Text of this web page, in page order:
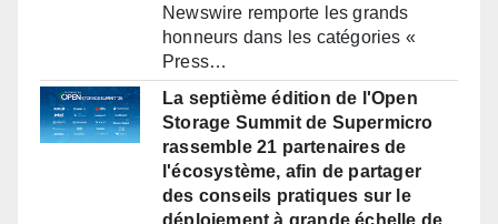
Newswire remporte les grands
honneurs dans les catégories «
Press…
La septième édition de l'Open
Storage Summit de Supermicro
rassemble 21 partenaires de
l'écosystème, afin de partager
des conseils pratiques sur le